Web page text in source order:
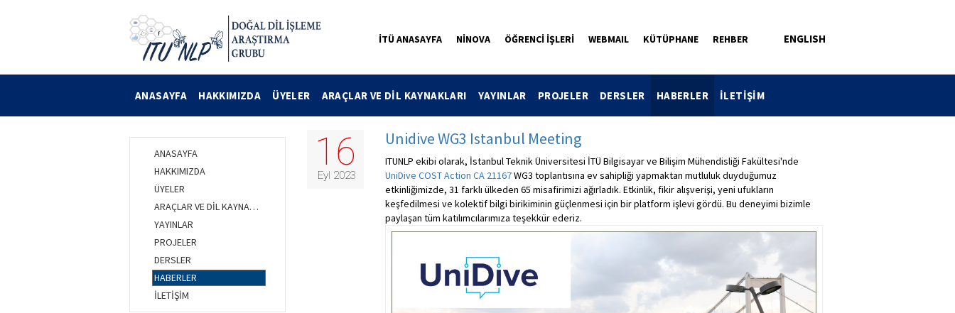
ENGLISH
İTÜ ANASAYFA NİNOVA ÖĞRENCİ İŞLERİ WEBMAIL KÜTÜPHANE REHBER
ANASAYFA HAKKIMIZDA ÜYELER ARAÇLAR VE DİL KAYNAKLARI YAYINLAR PROJELER DERSLER HABERLER İLETİŞİM
ANASAYFA
HAKKIMIZDA
ÜYELER
ARAÇLAR VE DİL KAYNAKLARI
YAYINLAR
PROJELER
DERSLER
HABERLER
İLETİŞİM
16
Eyl 2023
Unidive WG3 Istanbul Meeting
ITUNLP ekibi olarak, İstanbul Teknik Üniversitesi İTÜ Bilgisayar ve Bilişim Mühendisliği Fakültesi'nde
UniDive COST Action CA 21167WG3 toplantısına ev sahipliği yapmaktan mutluluk duyduğumuz
etkinliğimizde, 31 farklı ülkeden 65 misafirimizi ağırladık. Etkinlik, fikir alışverişi, yeni ufukların
keşfedilmesi ve kolektif bilgi birikiminin güçlenmesi için bir platform işlevi gördü. Bu deneyimi bizimle
paylaşan tüm katılımcılarımıza teşekkür ederiz.